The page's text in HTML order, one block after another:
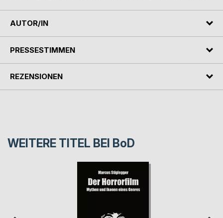
AUTOR/IN
PRESSESTIMMEN
REZENSIONEN
WEITERE TITEL BEI BoD